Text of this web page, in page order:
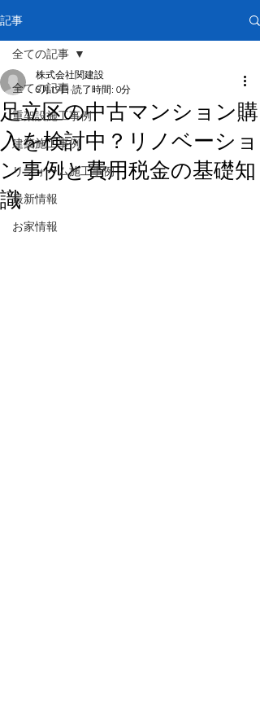
記事
全ての記事
重架設施工事例
建築施工事例
リフォーム施工事例
最新情報
お家情報
全ての記事
足立区の中古マンション購
入を検討中？リノベーショ
ン事例と費用税金の基礎知
識
株式会社関建設
5月19日 読了時間: 0分